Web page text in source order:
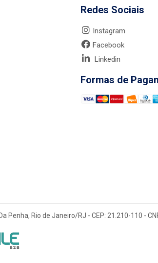
Redes Sociais
Instagram
Facebook
Linkedin
Formas de
Penha, Rio de Janeiro/RJ - CEP: 21.210-110 -